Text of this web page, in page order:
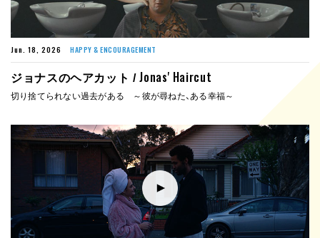
Jun. 18, 2026 HAPPY & ENCOURAGEMENT
ジョナスのヘアカット /Jonas' Haircut
切り捨てられない過去がある ～彼が尋ねた、ある幸福～